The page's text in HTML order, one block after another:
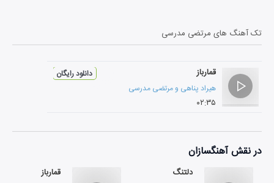
سولیست قابل ذکر است.
دریافت مدرک ممتاز از این موسسه و همچنین دریافت جایزه بهترین موسیقی
فیلم از فستیوال فلو فیلم در فلوریدا آمریکا از جمله دست آوردهای وی
می‌باشد.
تک آهنگ های مرتضی مدرسی
قمارباز
هیراد پناهی و مرتضی مدرسی
۰۲:۳۵
دانلود رایگان
در نقشآهنگسازان
دلتنگ قمارباز